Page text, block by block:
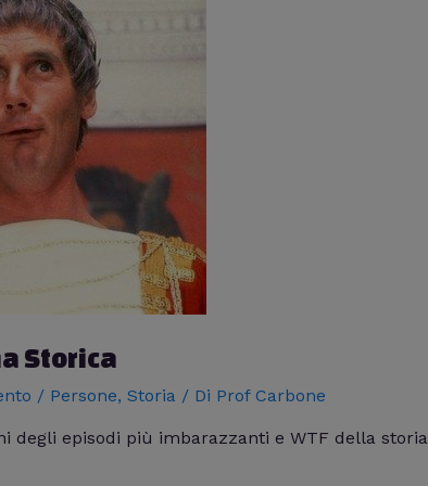
Storica
/ Persone, Storia / Di Prof Carbone
degli episodi più imbarazzanti e WTF della storia